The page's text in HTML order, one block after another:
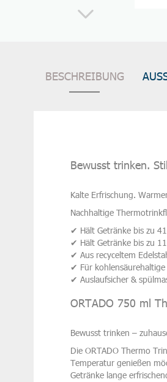
BESCHREIBUNG
Bewusst trinken.
Kalte Erfrischung.
Nachhaltige
✔ Hält Getränke bis zu
✔ Hält Getränke bis zu
✔ Aus recyceltem
✔ Für
✔ Auslaufsicher &
ORTADO 750 ml
Bewusst trinken –
Die ORTADO Thermo
Temperatur genießen
Getränke lange